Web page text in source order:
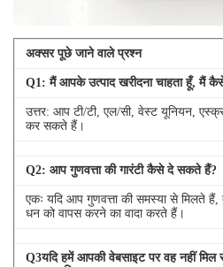
अक्सर पूछे जाने वाले प्रश्न
Q1: मैं आपके उत्पाद खरीदना चाहता हूँ, मैं
उत्तर: आप टी/टी, एल/सी, वेस्ट यूनियन,
कर सकते हैं।
Q2: आप गुणवत्ता की गारंटी कैसे दे सकते हैं?
एकः यदि आप गुणवत्ता की समस्या से मिलते
धन को वापस करने का वादा करते हैं।
Q3यदि हमें आपकी वेबसाइट पर वह नहीं मिल